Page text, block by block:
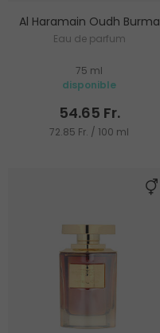
Al Haramain Oudh Burma
Eau de parfum
75 ml
disponible
54.65 Fr.
72.85 Fr. / 100 ml